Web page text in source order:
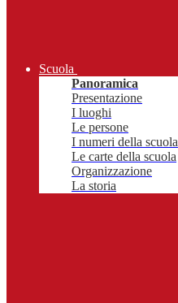
Scuola
Panoramica
Presentazione
I luoghi
Le persone
I numeri della scuola
Le carte della scuola
Organizzazione
La storia